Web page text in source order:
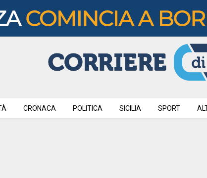
CRONACA POLITICA SICILIA SPORT